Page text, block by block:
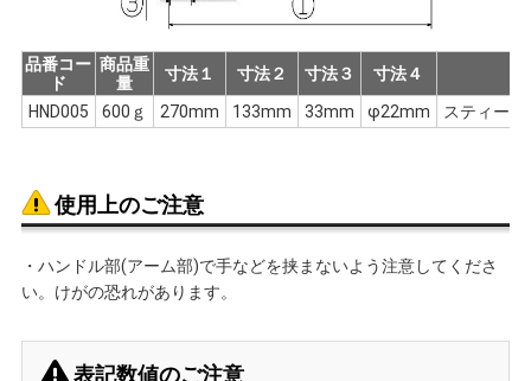
品番コー
ド
商品重
量
寸法１ 寸法２ 寸法３
寸法４
HND005
600ｇ 270mm 133mm 33mm φ22mm スティー
使用上のご注意
・ハンドル部(アーム部)で手などを挟まないよう注意してくださ
い。けがの恐れがあります。
表記数値のご注意